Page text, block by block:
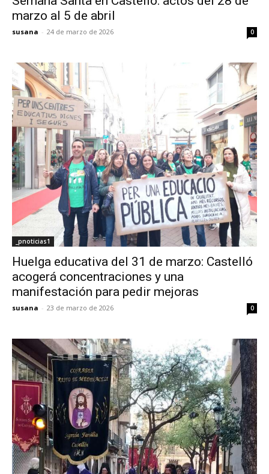
marzo al 5 de abril
susana - 24 de marzo de 2026 0
_pnoticias1
Huelga educativa del 31 de marzo: Castelló
acogerá concentraciones y una
manifestación para pedir mejoras
susana - 23 de marzo de 2026 0